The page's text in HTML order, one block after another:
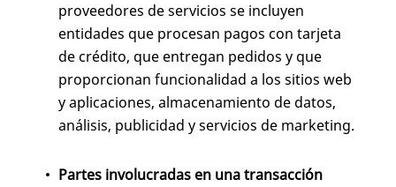
proveedores de servicios se incluyen
entidades que procesan pagos con tarjeta
de crédito, que entregan pedidos y que
proporcionan funcionalidad a los sitios web
y aplicaciones, almacenamiento de datos,
análisis, publicidad y servicios de marketing.
Partes involucradas en una transacción